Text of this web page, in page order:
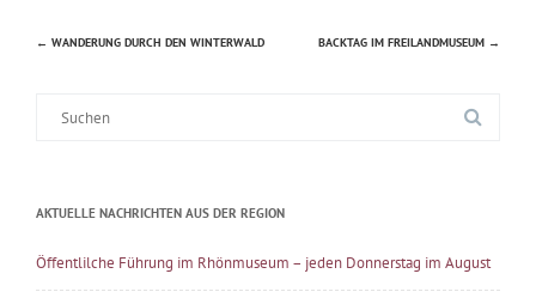
Beitragsnavigation
← WANDERUNG DURCH DEN WINTERWALD BACKTAG IM FREILANDMUSEUM →
AKTUELLE NACHRICHTEN AUS DER REGION
Öffentlilche Führung im Rhönmuseum – jeden Donnerstag im August